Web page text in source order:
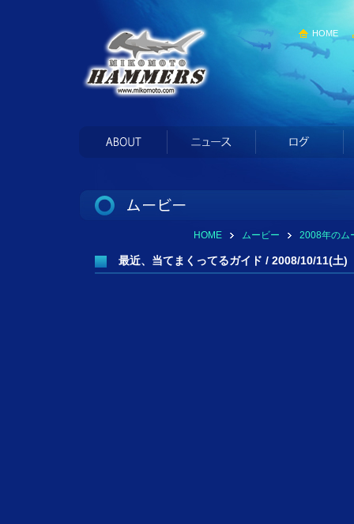
HOME
HOME ムービー 2008年のム
最近、当てまくってるガイド / 2008/10/11(土)